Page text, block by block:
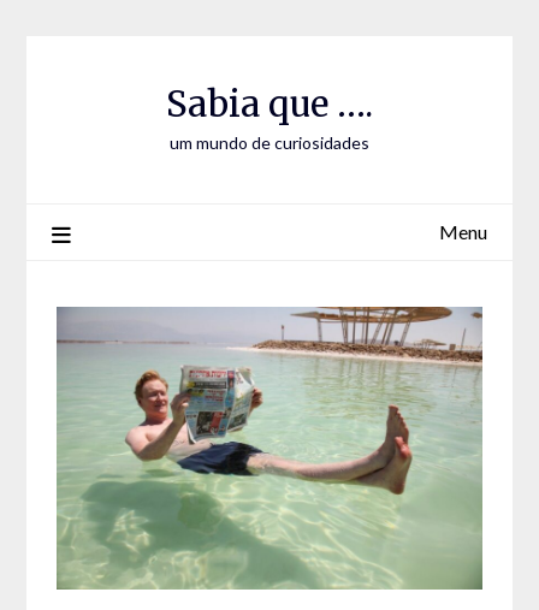
Sabia que ….
um mundo de curiosidades
Menu